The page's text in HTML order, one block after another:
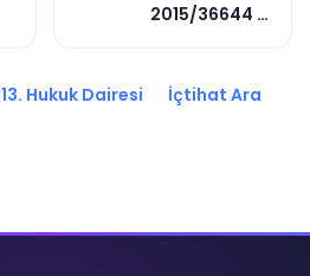
2015/36644 E.
13. Hukuk Dairesi İçtihat Ara